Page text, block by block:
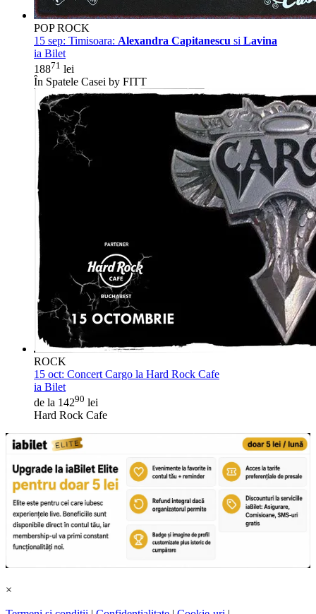
POP ROCK
15 sep: Timisoara: Alexandra Capitanescu si Lavina
ia Bilet
18871 lei
În Spatele Casei by FITT
ROCK
15 oct: Concert Cargo la Hard Rock Cafe
ia Bilet
de la 14290 lei
Hard Rock Cafe
×